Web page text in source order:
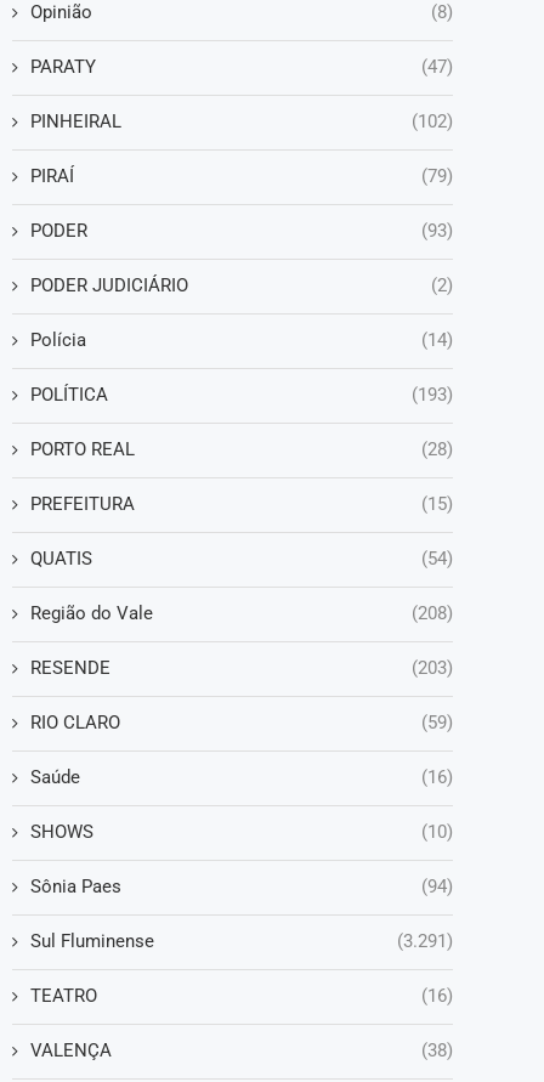
Opinião (8)
PARATY (47)
PINHEIRAL (102)
PIRAÍ (79)
PODER (93)
PODER JUDICIÁRIO (2)
Polícia (14)
POLÍTICA (193)
PORTO REAL (28)
PREFEITURA (15)
QUATIS (54)
Região do Vale (208)
RESENDE (203)
RIO CLARO (59)
Saúde (16)
SHOWS (10)
Sônia Paes (94)
Sul Fluminense (3.291)
TEATRO (16)
VALENÇA (38)